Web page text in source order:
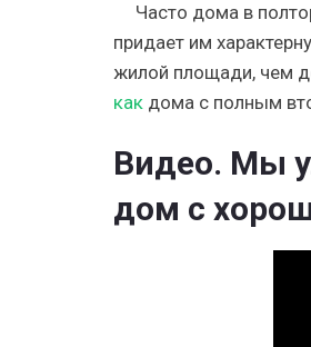
Часто дома в
придает им
жилой площади, чем
как дома с полным
Видео. Мы
дом с